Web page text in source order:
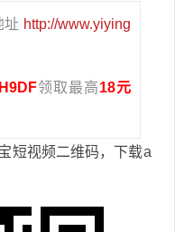
址 http://www.yiying
领取最高18元
短视频二维码，下载a